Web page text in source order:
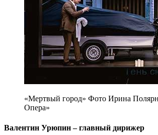
«Мертвый город» Фото Ирина
Опера»
Валентин Урюпин – главный дирижер